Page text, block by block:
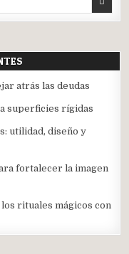
atrás las deudas
superficies rígidas
utilidad, diseño y
fortalecer la imagen
rituales mágicos con